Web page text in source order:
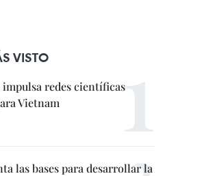
VISTO
redes científicas
Vietnam
las bases para desarrollar la